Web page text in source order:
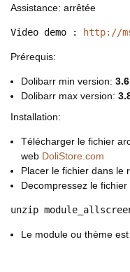
Assistance: arrêtée
Video demo : http://
Prérequis:
Dolibarr min version: 3.6
Dolibarr max version:
Installation:
Télécharger le fichier
web DoliStore.com
Placer le fichier dans le
Decompressez le
unzip
Le module ou thème